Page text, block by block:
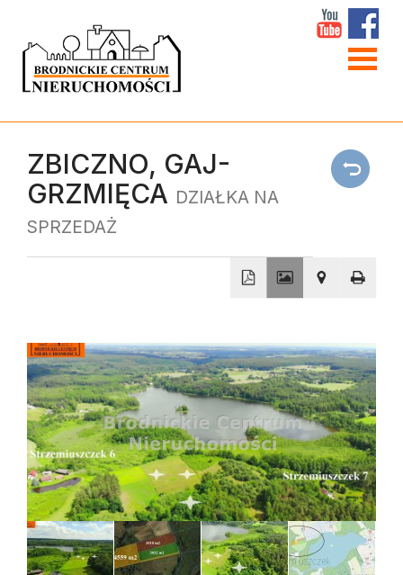
główna
O
firmie
Kontakt
ZBICZNO, GAJ-
GRZMIĘCA DZIAŁKA NA
SPRZEDAŻ
−